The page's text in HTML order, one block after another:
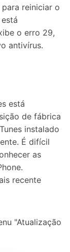
para reiniciar o
o erro 29,
antivírus.
está
de fábrica
instalado
É difícil
as
recente
"Atualização